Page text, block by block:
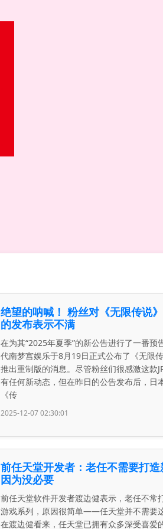
绝望的呐喊！ 粉丝对《无限传说
的发布表示不满
在为其“2025年夏季”的新公告进行了一番预
代南梦宫娱乐于8月19日正式公布了《无限
推出重制版的消息。尽管粉丝们很感激这款
有任何新动态，但在昨日的公告发布后，日
《传
2025-12-07 02:30:01
前任天堂开发者：老任不需要打造
因为没必要
前任天堂软件开发者渡边健表示，老任不常
游戏系列，原因很简单——任天堂并不需要这
在渡边健看来，任天堂已拥有众多深受喜爱